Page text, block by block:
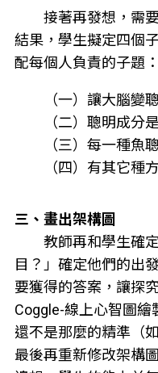
接著再發想，需
結果，學生擬定四個
配每個人負責的子題：
（一）讓大腦變
（二）聰明成分
（三）每一種魚
（四）有其它種
三、畫出架構圖
教師再和學生確
目？」確定他們的出
要獲得的答案，讓探
Coggle-線上心智圖
還不是那麼的精準（
最後再重新修改架構